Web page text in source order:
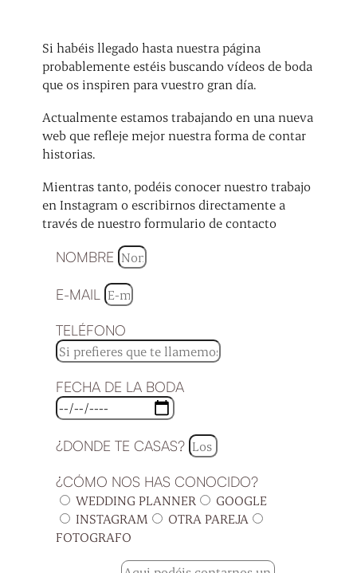
Si habéis llegado hasta nuestra página
probablemente estéis buscando vídeos de boda
que os inspiren para vuestro gran día.
Actualmente estamos trabajando en una nueva
web que refleje mejor nuestra forma de contar
historias.
Mientras tanto, podéis conocer nuestro trabajo
en Instagram o escribirnos directamente a
través de nuestro formulario de contacto
NOMBRE
E-MAIL
TELÉFONO
FECHA DE LA BODA
¿DONDE TE CASAS?
¿CÓMO NOS HAS CONOCIDO?
WEDDING PLANNER
GOOGLE
INSTAGRAM
OTRA PAREJA
FOTOGRAFO